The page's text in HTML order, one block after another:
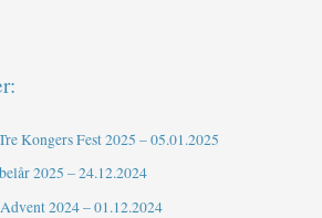
Kongers Fest 2025 – 05.01.2025
2025 – 24.12.2024
2024 – 01.12.2024